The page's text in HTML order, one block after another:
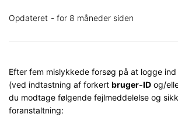
Opdateret for 8 måneder siden
Efter fem mislykkede forsøg på at logge
(ved indtastning af forkert bruger-ID og/
du modtage følgende fejlmeddelelse og
foranstaltning: